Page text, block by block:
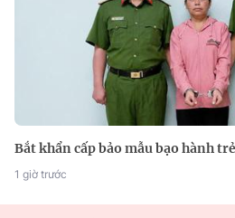
Bắt khẩn cấp bảo mẫu bạo hành
1 giờ trước